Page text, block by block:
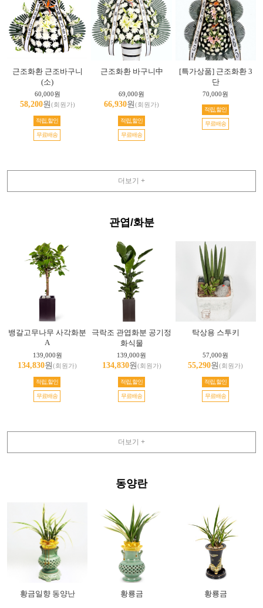
근조화환 근조바구니
(소)
60,000원
58,200원(회원가)
적립,할인
무료배송
근조화환 바구니中
69,000원
66,930원(회원가)
적립,할인
무료배송
[특가상품] 근조화환 3
단
70,000원
적립,할인
무료배송
더보기 +
관엽/화분
뱅갈고무나무 사각화분
A
139,000원
134,830원(회원가)
적립,할인
무료배송
극락조 관엽화분 공기정
화식물
139,000원
134,830원(회원가)
적립,할인
무료배송
탁상용 스투키
57,000원
55,290원(회원가)
적립,할인
무료배송
더보기 +
동양란
황금일향 동양난 황룡금 황룡금